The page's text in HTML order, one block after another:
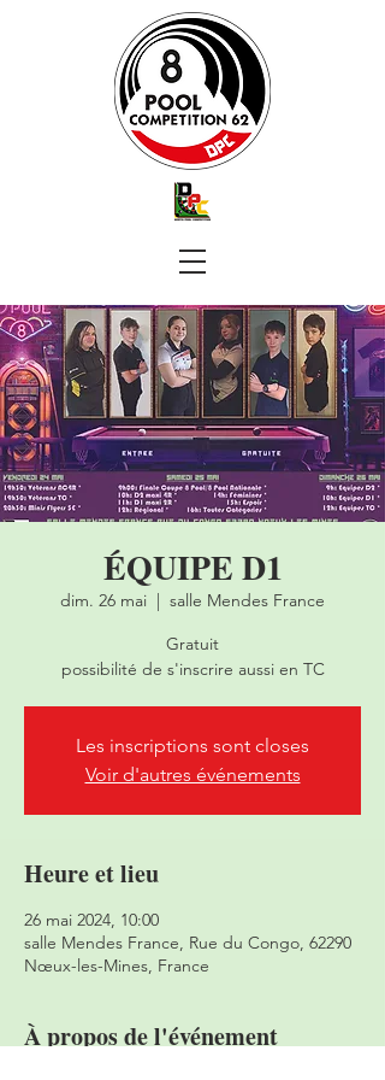
ÉQUIPE D1
dim. 26 mai
  |
salle Mendes France
Gratuit
possibilité de s'inscrire aussi en TC
Les inscriptions sont closes
Voir d'autres événements
Heure et lieu
26 mai 2024, 10:00
salle Mendes France, Rue du Congo, 62290
Nœux-les-Mines, France
À propos de l'événement